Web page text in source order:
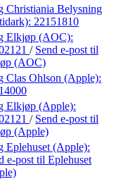
Christiania Belysning
22151810
Elkjøp (AOC):
/ Send e-post til
(AOC)
Clas Ohlson (Apple):
Elkjøp (Apple):
/ Send e-post til
(Apple)
Eplehuset (Apple):
e-post til Eplehuset